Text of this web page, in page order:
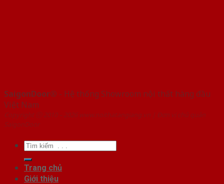
SaigonDoor® - Hệ thống Showroom nội thất hàng đầu
Việt Nam
Copyright ⓒ 2010 – 2026 www.noithatangiang.vn | Đơn vị chủ quản
SaigonDoor
Tìm
kiếm:
Trang chủ
Giới thiệu